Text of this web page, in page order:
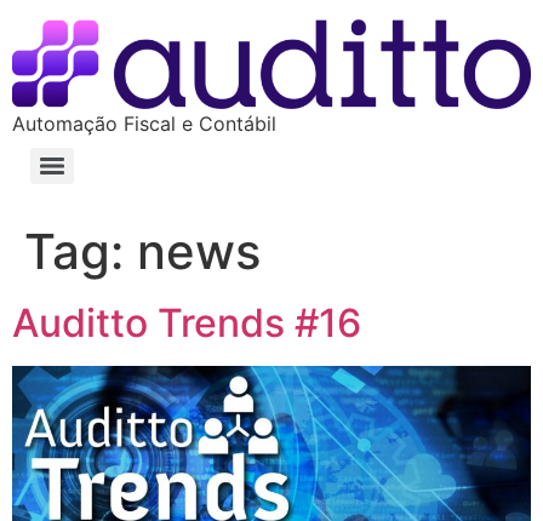
Automação Fiscal e Contábil
Tag: news
Auditto Trends #16